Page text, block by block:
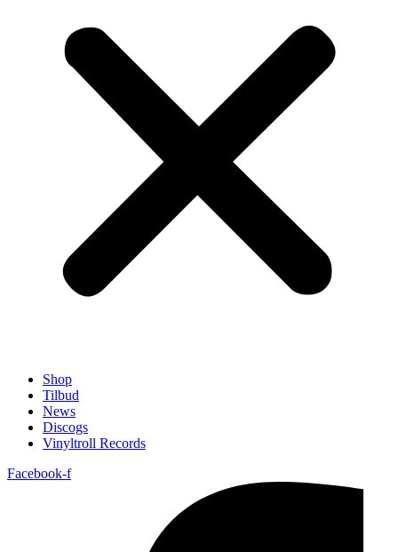
Shop
Tilbud
News
Discogs
Vinyltroll Records
Facebook-f